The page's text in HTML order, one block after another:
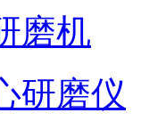
磨机
研磨仪